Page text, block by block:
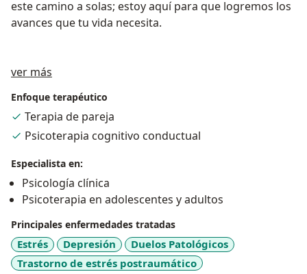
este camino a solas; estoy aquí para que logremos los
avances que tu vida necesita.
ver más
Enfoque terapéutico
Terapia de pareja
Psicoterapia cognitivo conductual
Especialista en:
Psicología clínica
Psicoterapia en adolescentes y adultos
Principales enfermedades tratadas
Estrés Depresión
Duelos Patológicos
Trastorno de estrés postraumático